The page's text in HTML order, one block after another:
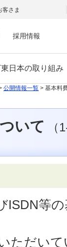
日本の取り組み
客さま
採用情報
公開情報一覧 > 基本料
いて
ISDN等
ただい